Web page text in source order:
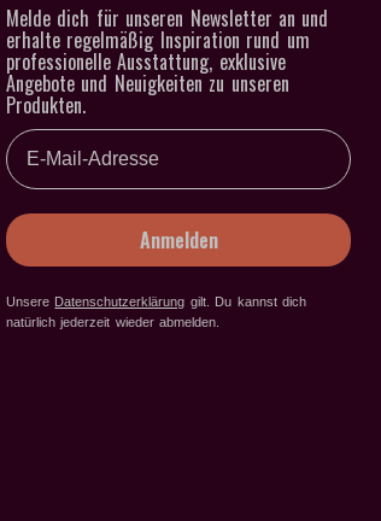
Melde dich für unseren Newsletter an und
erhalte regelmäßig Inspiration rund um
professionelle Ausstattung, exklusive
Angebote und Neuigkeiten zu unseren
Produkten.
Email
Anmelden
Unsere Datenschutzerklärung gilt. Du kannst dich
natürlich jederzeit wieder abmelden.